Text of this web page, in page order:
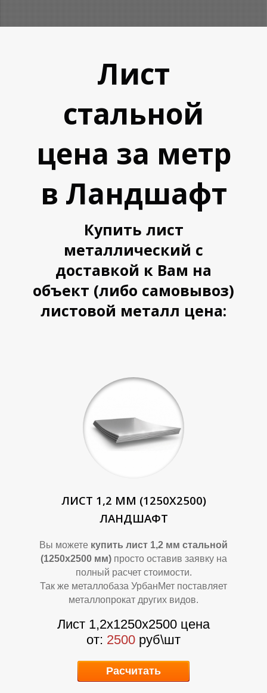
А
Л
Лист
стальной
цена за метр
в Ландшафт
Купить лист
металлический с
доставкой к Вам на
объект (либо самовывоз)
листовой металл цена:
ЛИСТ 1,2 ММ (1250Х2500)
ЛАНДШАФТ
Вы можете купить лист 1,2 мм стальной
(1250х2500 мм) просто оставив заявку на
полный расчет стоимости.
Так же металлобаза УрбанМет поставляет
металлопрокат других видов.
Лист 1,2х1250х2500 цена
от: 2500 руб\шт
Расчитать
А
Л